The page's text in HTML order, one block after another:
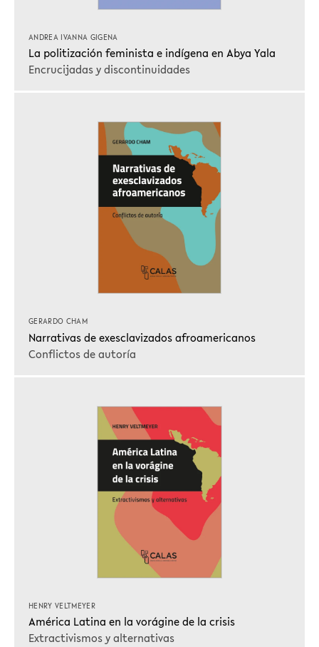
ANDREA IVANNA GIGENA
La politización feminista e indígena en Abya Yala
Encrucijadas y discontinuidades
GERARDO CHAM
Narrativas de exesclavizados afroamericanos
Conflictos de autoría
HENRY VELTMEYER
América Latina en la vorágine de la crisis
Extractivismos y alternativas